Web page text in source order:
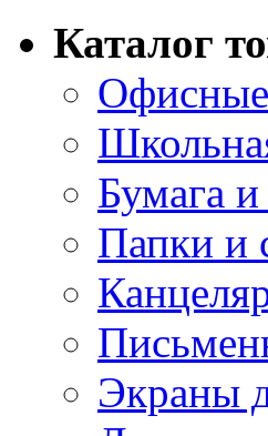
Каталог
Бумага
Папки и
Экраны